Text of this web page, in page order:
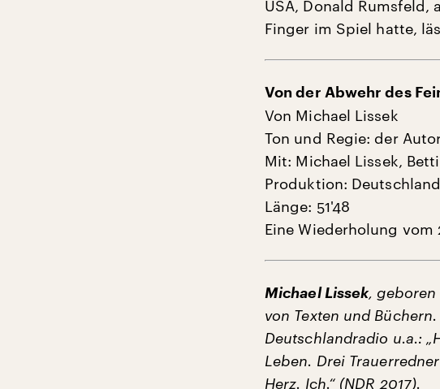
USA, Donald Rumsfeld,
Finger im Spiel hatte,
Von der Abwehr des
Von Michael Lissek
Ton und Regie: der
Mit: Michael Lissek,
Produktion:
Länge: 51'48
Eine Wiederholung vom
Michael Lissek, geboren
von Texten und
Deutschlandradio u.a.:
Leben. Drei
Herz. Ich.“ (NDR 2017).